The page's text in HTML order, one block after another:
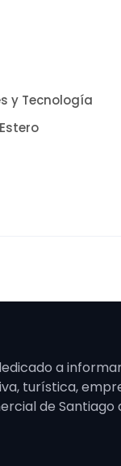
y Tecnología
a
turística,
de Santiago